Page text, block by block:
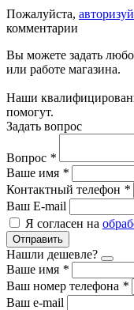
Пожалуйста,
комментарии
Вы можете задать
или работе магазина.
Наши
помогут.
Задать вопрос
Вопрос *
Ваше имя *
Контактный телефон *
Ваш E-mail
Я согласен на
Отправить
Нашли дешевле?
Ваше имя *
Ваш номер телефона *
Ваш e-mail